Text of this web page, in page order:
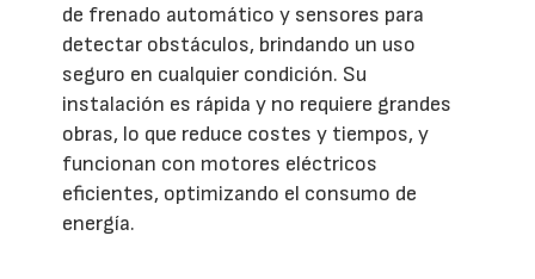
de frenado automático y sensores para
detectar obstáculos, brindando un uso
seguro en cualquier condición. Su
instalación es rápida y no requiere grandes
obras, lo que reduce costes y tiempos, y
funcionan con motores eléctricos
eficientes, optimizando el consumo de
energía.